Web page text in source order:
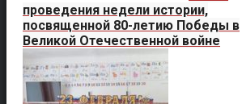
проведения недели истории,
посвященной 80-летию Победы в
Великой Отечественной войне